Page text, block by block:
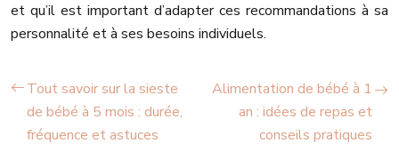
et qu’il est important d’adapter ces recommandations à sa
personnalité et à ses besoins individuels.
Tout savoir sur la sieste
de bébé à 5 mois : durée,
fréquence et astuces
Alimentation de bébé à 1
an : idées de repas et
conseils pratiques